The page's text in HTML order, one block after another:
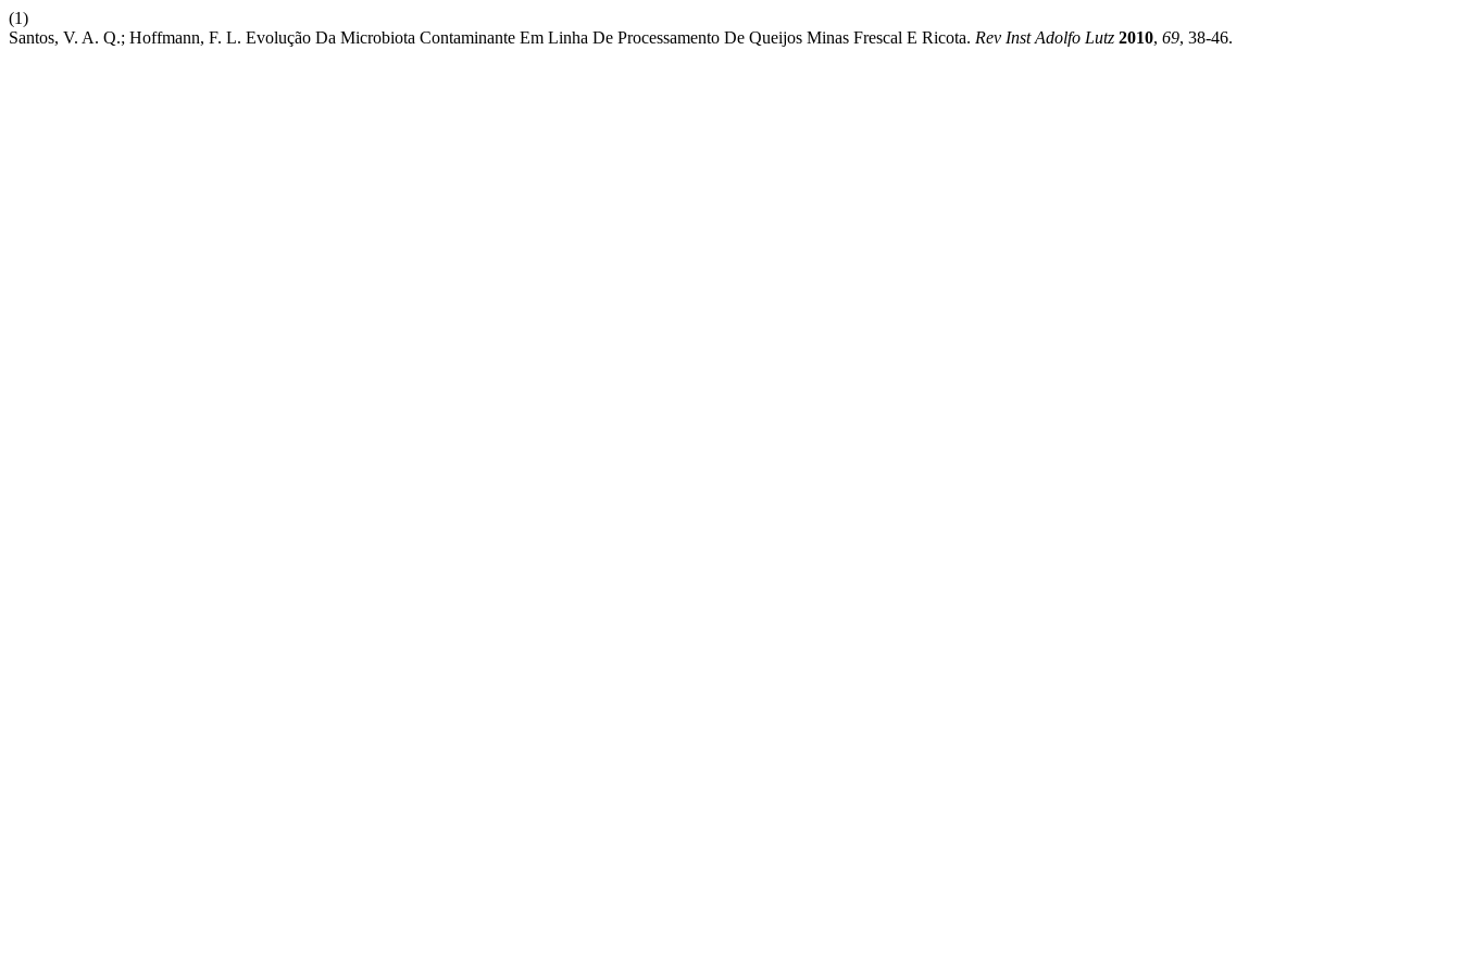
(1)
Santos, V. A. Q.; Hoffmann, F. L. Evolução Da Microbiota Contaminante Em Linha De Processamento De Queijos Minas Frescal E Ricota. Rev Inst Adolfo Lutz 2010, 69, 38-46.